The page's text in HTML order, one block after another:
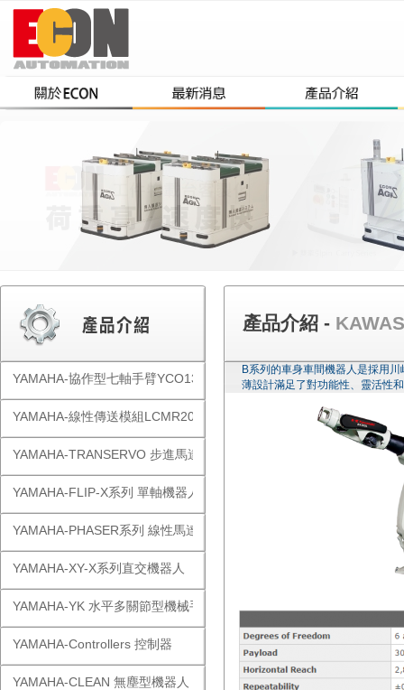
YAMAHA-協作型七軸手臂YCO1300
YAMAHA-線性傳送模組LCMR200
YAMAHA-TRANSERVO 步進馬達單軸
YAMAHA-FLIP-X系列 單軸機器人
YAMAHA-PHASER系列 線性馬達
YAMAHA-XY-X系列直交機器人
YAMAHA-YK 水平多關節型機械手
YAMAHA-Controllers 控制器
YAMAHA-CLEAN 無塵型機器人
產品介紹 -
B系列的車身車間機器人是採用
薄設計滿足了對功能性、靈活性